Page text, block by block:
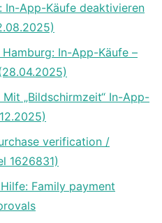
In-App-Käufe deaktivieren
In-App-Käufe –
„Bildschirmzeit“ In-App-
verification /
1626831)
Family payment